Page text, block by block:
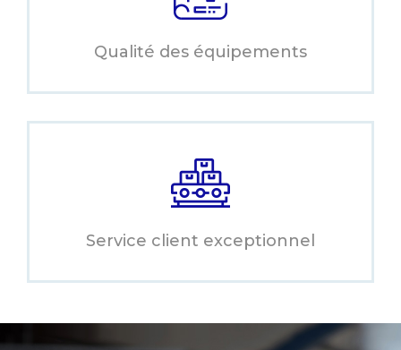
Qualité des équipements
Service client exceptionnel